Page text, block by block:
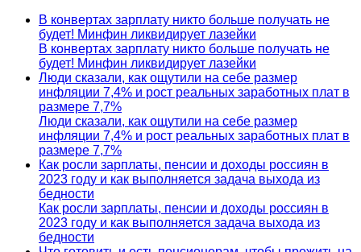
В конвертах зарплату никто больше получать не
будет! Минфин ликвидирует лазейки
В конвертах зарплату никто больше получать не
будет! Минфин ликвидирует лазейки
Люди сказали, как ощутили на себе размер
инфляции 7,4% и рост реальных заработных плат в
размере 7,7%
Люди сказали, как ощутили на себе размер
инфляции 7,4% и рост реальных заработных плат в
размере 7,7%
Как росли зарплаты, пенсии и доходы россиян в
2023 году и как выполняется задача выхода из
бедности
Как росли зарплаты, пенсии и доходы россиян в
2023 году и как выполняется задача выхода из
бедности